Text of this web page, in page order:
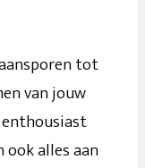
tot
van jouw
alles aan